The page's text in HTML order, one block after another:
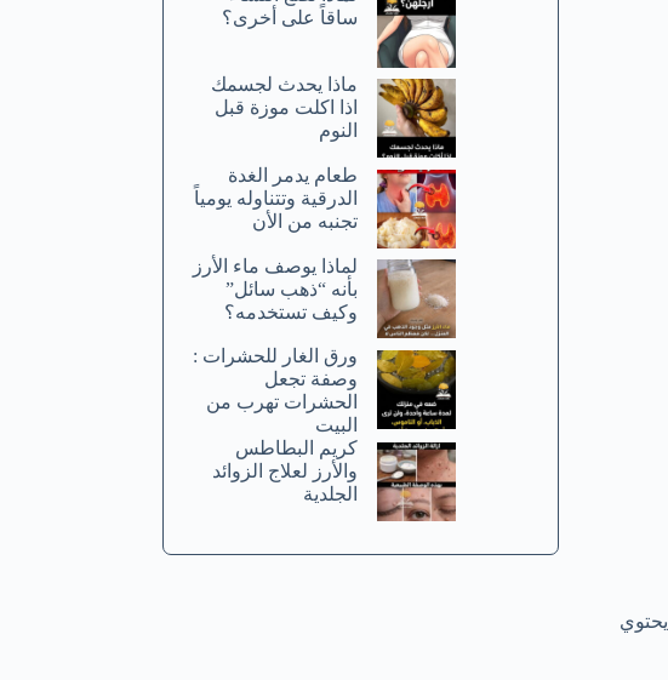
يحتوي
ساقاً على أخرى؟
ماذا يحدث لجسمك
اذا اكلت موزة قبل
النوم
طعام يدمر الغدة
الدرقية وتتناوله يومياً
تجنبه من الأن
لماذا يوصف ماء الأرز
بأنه “ذهب سائل”
وكيف تستخدمه؟
ورق الغار للحشرات :
وصفة تجعل
الحشرات تهرب من
البيت
كريم البطاطس
والأرز لعلاج الزوائد
الجلدية